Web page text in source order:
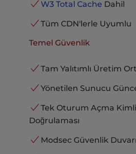
W3 Total Cache Dahil
Tüm CDN'lerle Uyumlu
Temel Güvenlik
Tam Yalıtımlı Üretim
Yönetilen Sunucu
Tek Oturum Açma
Doğrulaması
Modsec Güvenlik Duvarı